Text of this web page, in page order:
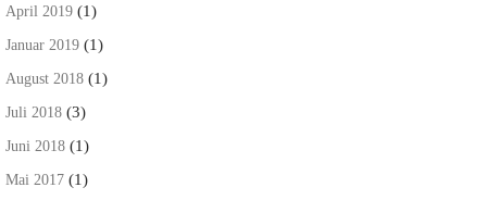
April 2019 (1)
Januar 2019 (1)
August 2018 (1)
Juli 2018 (3)
Juni 2018 (1)
Mai 2017 (1)